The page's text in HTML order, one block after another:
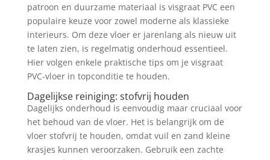
patroon en duurzame materiaal is visgraat PVC een
populaire keuze voor zowel moderne als klassieke
interieurs. Om deze vloer er jarenlang als nieuw uit
te laten zien, is regelmatig onderhoud essentieel.
Hier volgen enkele praktische tips om je visgraat
PVC-vloer in topconditie te houden.
Dagelijkse reiniging: stofvrij houden
Dagelijks onderhoud is eenvoudig maar cruciaal voor
het behoud van de vloer. Het is belangrijk om de
vloer stofvrij te houden, omdat vuil en zand kleine
krasjes kunnen veroorzaken. Gebruik een zachte